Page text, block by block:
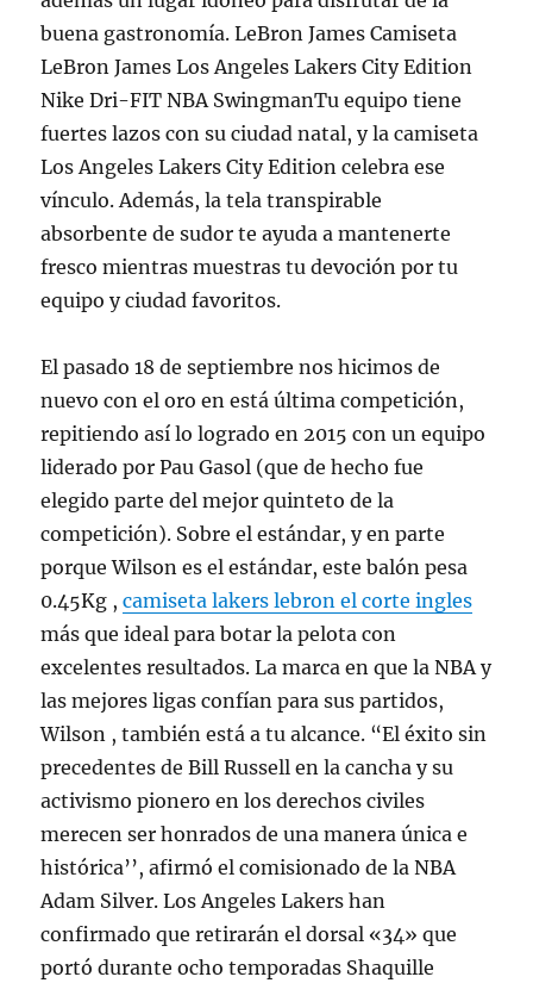
buena gastronomía. LeBron James Camiseta
LeBron James Los Angeles Lakers City Edition
Nike Dri-FIT NBA SwingmanTu equipo tiene
fuertes lazos con su ciudad natal, y la camiseta
Los Angeles Lakers City Edition celebra ese
vínculo. Además, la tela transpirable
absorbente de sudor te ayuda a mantenerte
fresco mientras muestras tu devoción por tu
equipo y ciudad favoritos.
El pasado 18 de septiembre nos hicimos de
nuevo con el oro en está última competición,
repitiendo así lo logrado en 2015 con un equipo
liderado por Pau Gasol (que de hecho fue
elegido parte del mejor quinteto de la
competición). Sobre el estándar, y en parte
porque Wilson es el estándar, este balón pesa
0.45Kg ,camiseta lakers lebron el corte ingles
más que ideal para botar la pelota con
excelentes resultados. La marca en que la NBA y
las mejores ligas confían para sus partidos,
Wilson , también está a tu alcance. “El éxito sin
precedentes de Bill Russell en la cancha y su
activismo pionero en los derechos civiles
merecen ser honrados de una manera única e
histórica’’, afirmó el comisionado de la NBA
Adam Silver. Los Angeles Lakers han
confirmado que retirarán el dorsal «34» que
portó durante ocho temporadas Shaquille